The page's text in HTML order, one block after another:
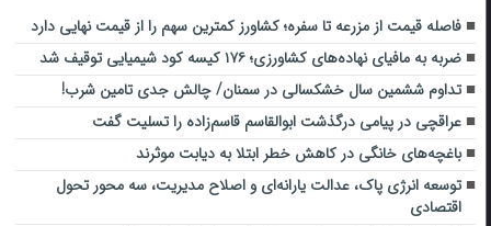
فاصله قیمت از مزرعه تا سفره؛ کشاورز کمترین سهم را از قیمت نهایی دارد
ضربه ‌به مافیای نهاده‌های کشاورزی؛ ۱۷۶ کیسه کود شیمیایی توقیف شد
تداوم ششمین سال خشکسالی در سمنان/ چالش‌ جدی‌ تامین شرب!
عراقچی در پیامی درگذشت ابوالقاسم قاسم‌زاده را تسلیت گفت
باغچه‌های خانگی در کاهش خطر ابتلا به دیابت موثرند
توسعه انرژی پاک، عدالت یارانه‌ای و اصلاح مدیریت، سه محور تحول
اقتصادی